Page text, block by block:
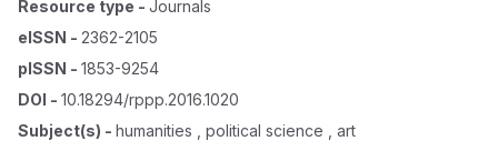
Resource type - Journals
eISSN - 2362-2105
pISSN - 1853-9254
DOI - 10.18294/rppp.2016.1020
Subject(s) - humanities , political science , art